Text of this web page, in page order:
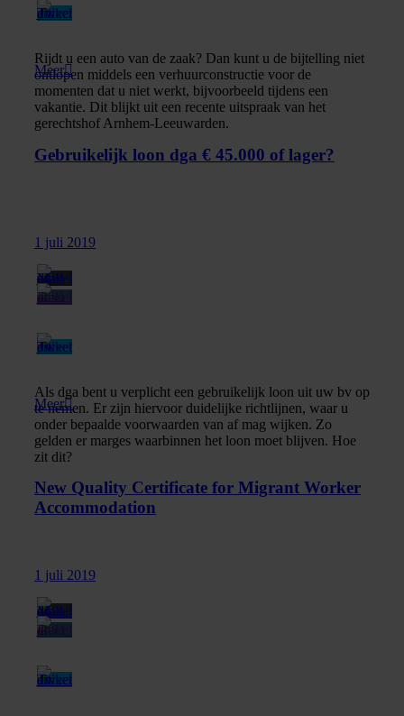
Rijdt u een auto van de zaak? Dan kunt u de bijtelling niet
ontlopen middels een verhuurconstructie voor de
momenten dat u niet werkt, bijvoorbeeld tijdens een
vakantie. Dit blijkt uit een recente uitspraak van het
gerechtshof Arnhem-Leeuwarden.
Meer
Gebruikelijk loon dga € 45.000 of lager?
1 juli 2019
Als dga bent u verplicht een gebruikelijk loon uit uw bv op
te nemen. Er zijn hiervoor duidelijke richtlijnen, waar u
onder bepaalde voorwaarden van af mag wijken. Zo
gelden er marges waarbinnen het loon moet blijven. Hoe
zit dit?
Meer
New Quality Certificate for Migrant Worker
Accommodation
1 juli 2019